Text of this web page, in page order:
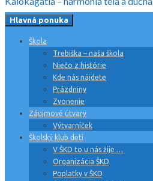
Hlavná ponuka
Škola
Trebiška – naša škola
Niečo z histórie
Kde nás nájdete
Prázdniny
Zvonenie
Záujmové útvary
Výtvarníček
Školský klub detí
V ŠKD to u nás žije …
Organizácia ŠKD
Poplatky v ŠKD